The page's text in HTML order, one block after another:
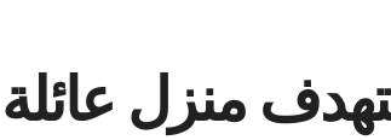
منزل عائلة